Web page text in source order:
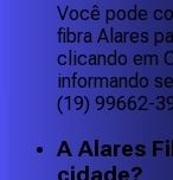
Você pode
fibra Alares
clicando em
informando
(19) 99662-
A Alares